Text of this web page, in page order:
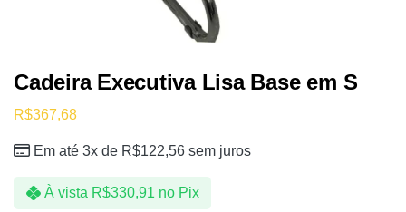
Cadeira Executiva Lisa Base em S
R$367,68
À vista R$330,91 no Pix
Em até 3x de R$122,56 sem juros